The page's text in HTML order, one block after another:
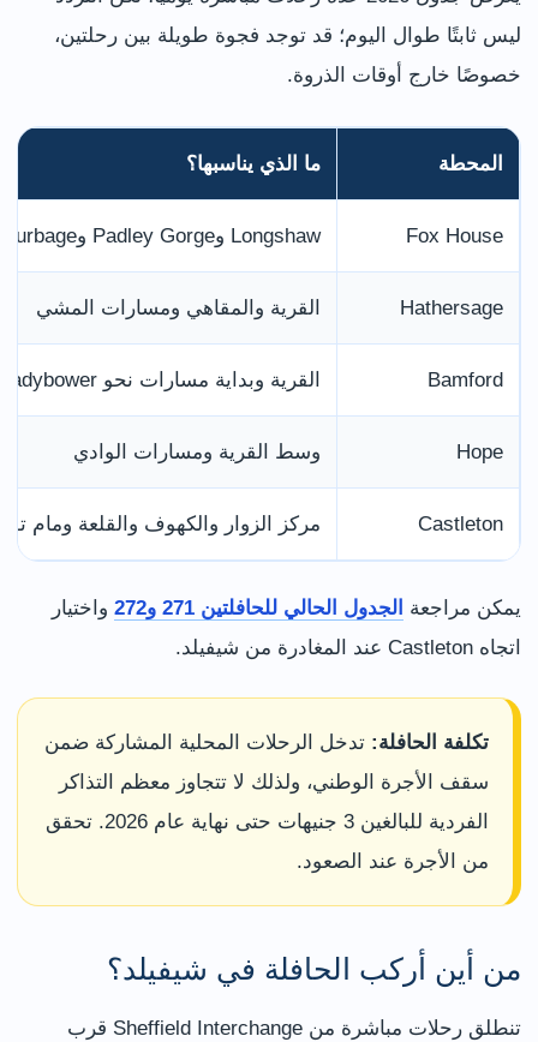
ليس ثابتًا طوال اليوم؛ قد توجد فجوة طويلة بين رحلتين،
خصوصًا خارج أوقات الذروة.
المحطة ما الذي يناسبها؟
Fox House Longshaw وPadley Gorge وBurbage
Hathersage القرية والمقاهي ومسارات المشي
Bamford القرية وبداية مسارات نحو Ladybower وBamford Edge
Hope وسط القرية ومسارات الوادي
Castleton مركز الزوار والكهوف والقلعة ومام تور
يمكن مراجعة الجدول الحالي للحافلتين 271 و272
واختيار
اتجاه Castleton عند المغادرة من شيفيلد.
تكلفة الحافلة: تدخل الرحلات المحلية المشاركة ضمن
سقف الأجرة الوطني، ولذلك لا تتجاوز معظم التذاكر
الفردية للبالغين 3 جنيهات حتى نهاية عام 2026. تحقق
من الأجرة عند الصعود.
من أين أركب الحافلة في شيفيلد؟
تنطلق رحلات مباشرة من Sheffield Interchange قرب